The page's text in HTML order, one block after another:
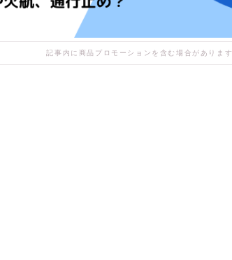
記事内に商品プロモーションを含む場合があります